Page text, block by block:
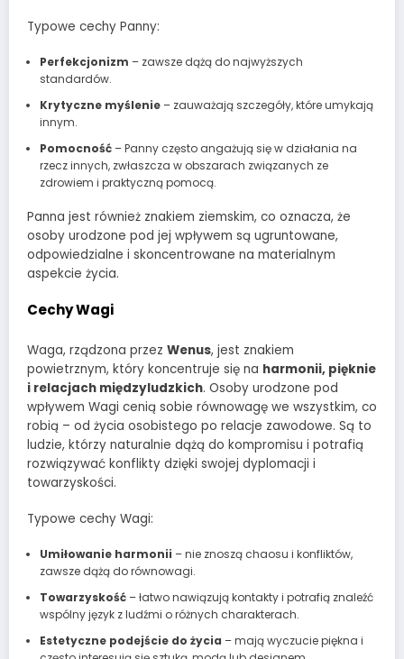
Typowe cechy Panny:
Perfekcjonizm – zawsze dążą do najwyższych
standardów.
Krytyczne myślenie– zauważają szczegóły, które umykają
innym.
Pomocność– Panny często angażują się w działania na
rzecz innych, zwłaszcza w obszarach związanych ze
zdrowiem i praktyczną pomocą.
Panna jest również znakiem ziemskim, co oznacza, że
osoby urodzone pod jej wpływem są ugruntowane,
odpowiedzialne i skoncentrowane na materialnym
aspekcie życia.
Cechy Wagi
Waga, rządzona przez Wenus, jest znakiem
powietrznym, który koncentruje się na harmonii, pięknie
i relacjach międzyludzkich. Osoby urodzone pod
wpływem Wagi cenią sobie równowagę we wszystkim, co
robią – od życia osobistego po relacje zawodowe. Są to
ludzie, którzy naturalnie dążą do kompromisu i potrafią
rozwiązywać konflikty dzięki swojej dyplomacji i
towarzyskości.
Typowe cechy Wagi:
Umiłowanie harmonii – nie znoszą chaosu i konfliktów,
zawsze dążą do równowagi.
Towarzyskość– łatwo nawiązują kontakty i potrafią znaleźć
wspólny język z ludźmi o różnych charakterach.
Estetyczne podejście do życia – mają wyczucie piękna i